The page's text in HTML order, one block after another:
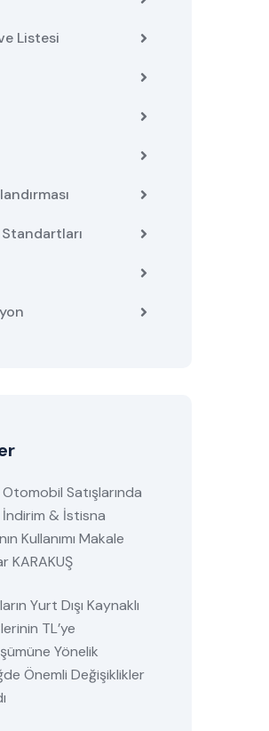
Listesi
Satışlarında
& İstisna
Kullanımı Makale
KARAKUŞ
Yurt Dışı Kaynaklı
TL’ye
Yönelik
Önemli Değişiklikler